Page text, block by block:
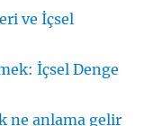
ve İçsel
İçsel Denge
ne anlama gelir